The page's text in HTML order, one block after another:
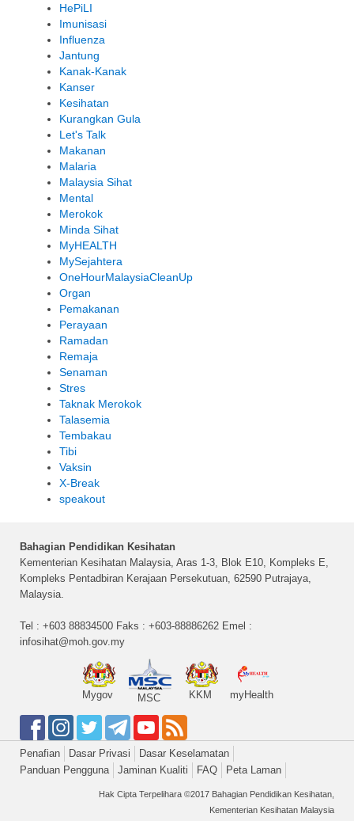
HePiLI
Imunisasi
Influenza
Jantung
Kanak-Kanak
Kanser
Kesihatan
Kurangkan Gula
Let's Talk
Makanan
Malaria
Malaysia Sihat
Mental
Merokok
Minda Sihat
MyHEALTH
MySejahtera
OneHourMalaysiaCleanUp
Organ
Pemakanan
Perayaan
Ramadan
Remaja
Senaman
Stres
Taknak Merokok
Talasemia
Tembakau
Tibi
Vaksin
X-Break
speakout
Bahagian Pendidikan Kesihatan
Kementerian Kesihatan Malaysia, Aras 1-3, Blok E10, Kompleks E,
Kompleks Pentadbiran Kerajaan Persekutuan, 62590 Putrajaya,
Malaysia.
Tel : +603 88834500 Faks : +603-88886262 Emel :
infosihat@moh.gov.my
Mygov MSC KKM myHealth
Penafian Dasar Privasi
Dasar Keselamatan
Panduan Pengguna
Jaminan Kualiti FAQ Peta Laman
Hak Cipta Terpelihara ©2017 Bahagian Pendidikan Kesihatan,
Kementerian Kesihatan Malaysia